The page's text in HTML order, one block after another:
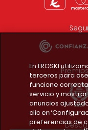
En EROSKI
terceros para
funcione
servicio y
anuncios
clic en
preferencias de